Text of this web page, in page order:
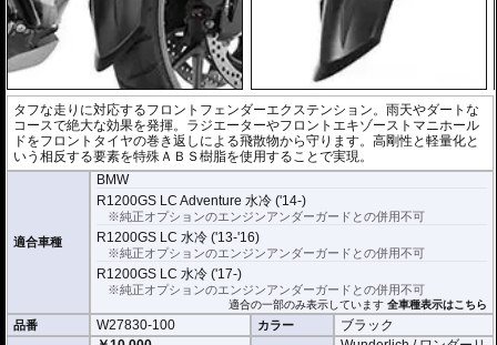
タフな走りに対応するフロントフェンダーエクステンション。雨天やダートな
コースで絶大な効果を発揮。ラジエーターやフロントエキゾーストマニホール
ドをフロントタイヤの巻き返しによる飛散物から守ります。高剛性と軽量化と
いう相反する要素を特殊ＡＢＳ樹脂を使用することで実現。
適合車種
BMW
R1200GS LC Adventure 水冷 ('14-)
※純正オプションのエンジンアンダーガードとの併用不可
R1200GS LC 水冷 ('13-'16)
※純正オプションのエンジンアンダーガードとの併用不可
R1200GS LC 水冷 ('17-)
※純正オプションのエンジンアンダーガードとの併用不可
適合の一部のみ表示しています全車種表示はこちら
品番 W27830-100 カラー ブラック